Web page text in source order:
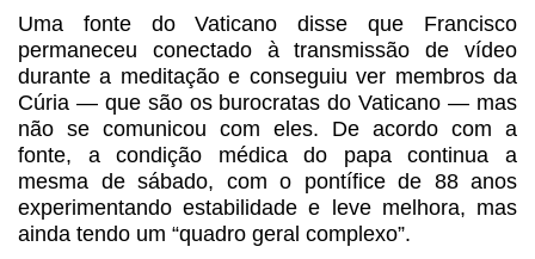
Uma fonte do Vaticano disse que Francisco
permaneceu conectado à transmissão de vídeo
durante a meditação e conseguiu ver membros da
Cúria — que são os burocratas do Vaticano — mas
não se comunicou com eles. De acordo com a
fonte, a condição médica do papa continua a
mesma de sábado, com o pontífice de 88 anos
experimentando estabilidade e leve melhora, mas
ainda tendo um “quadro geral complexo”.